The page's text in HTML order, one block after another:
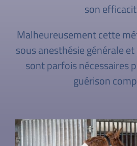
son
Malheureusement cette
sous anesthésie générale
sont parfois nécessaires
guérison